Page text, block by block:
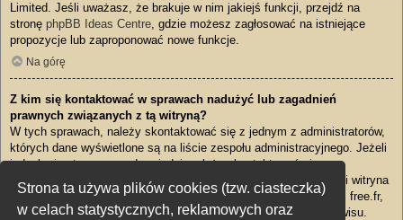
Strona ta używa plików cookies (tzw. ciasteczka)
w celach statystycznych, reklamowych oraz
Limited. Jeśli uważasz, że brakuje w nim jakiejś funkcji, przejdź na
stronę phpBB Ideas Centre, gdzie możesz zagłosować na istniejące
propozycje lub zaproponować nowe funkcje.
Na górę
Z kim się kontaktować w sprawach nadużyć lub zagadnień
prawnych związanych z tą witryną?
W tych sprawach, należy skontaktować się z jednym z administratorów,
których dane wyświetlone są na liście zespołu administracyjnego. Jeżeli
jednak nie otrzymasz odpowiedzi, należy skontaktować się z
właścicielem domeny – wykonaj sprawdzenie
kto to jest
lub, jeśli witryna
jest uruchomiona na jednym z darmowych serwisów, np. Yahoo!, free.fr,
f2s.com, itp., z kierownictwem lub wydziałem nadużyć tego serwisu.